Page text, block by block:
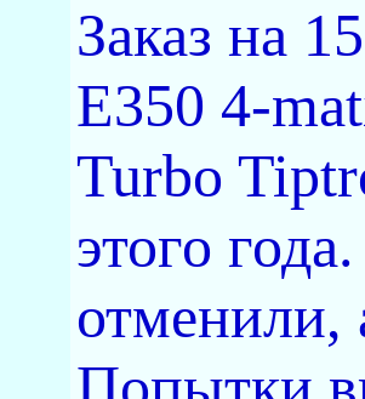
Заказ на
Е350 4-
Turbo
этого
отменили,